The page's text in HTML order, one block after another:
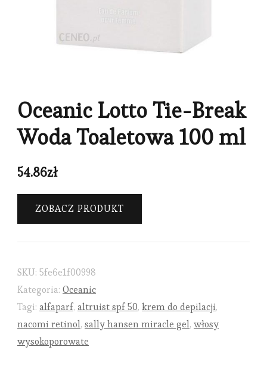
Oceanic Lotto Tie-Break
Woda Toaletowa 100 ml
54.86zł
ZOBACZ PRODUKT
SKU: 5fe6e1f00998
Kategoria: Oceanic
Tagi: alfaparf, altruist spf 50, krem do depilacji,
nacomi retinol, sally hansen miracle gel, włosy
wysokoporowate